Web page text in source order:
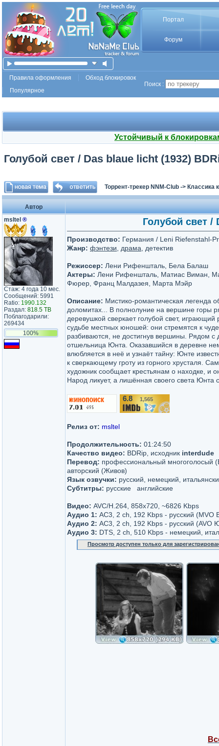
Портал
Форум
Правила оформления
Обход блокировок
Популярное
Поиск :
Устойчивый к
Голубой свет / Das blaue licht (1932)
Торрент-трекер NNM-Club -> Классика
Автор
msltel ®
Стаж: 4 года 10 мес.
Сообщений: 5991
Ratio: 1990.132
Раздал: 818.5 TB
Поблагодарили:
269434
100%
Голубой свет /
Производство: Германия / Leni Riefenstahl-
Жанр: фэнтези драма , детектив
Режиссер: Лени Рифеншталь, Бела Балаш
Актеры: Лени Рифеншталь, Матиас Виман,
Фюрер, Франц Малдазея, Марта Мэйр
Описание: Мистико-романтическая легенда
доломитах... В полнолуние на вершине горы
деревушкой сверкает голубой свет, играющий
судьбе местных юношей: они стремятся к
разбиваются, не достигнув вершины. Рядом с
отшельница Юнта. Оказавшийся в деревне
влюбляется в неё и узнаёт тайну: Юнте
к сверкающему гроту из горного хрусталя.
художник сообщает крестьянам о находке, и
Народ ликует, а лишённая своего света Юнта
6.8 1,565
Релиз от: msltel
Продолжительность: 01:24:50
Качество видео: BDRip, исходник interdude
Перевод: профессиональный многоголосый
авторский (Живов)
Язык озвучки: русский, немецкий,
Субтитры: русские английские
Видео: AVC/H.264, 858x720, ~6826 Kbps
Аудио 1: AC3, 2 ch, 192 Kbps - русский (MVO
Аудио 2: AC3, 2 ch, 192 Kbps - русский (AVO
Аудио 3: DTS, 2 ch, 510 Kbps - немецкий,
Просмотр доступен только для